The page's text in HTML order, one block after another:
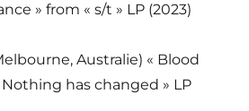
» from « s/t » LP (2023)
Australie) « Blood
has changed » LP